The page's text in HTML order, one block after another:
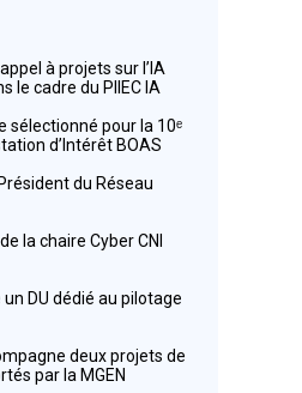
à projets sur l’IA
le cadre du PIIEC IA
sélectionné pour la 10ᵉ
d’Intérêt BOAS
du Réseau
la chaire Cyber CNI
un DU dédié au pilotage
deux projets de
par la MGEN